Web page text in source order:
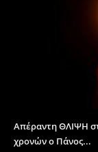
Απέραντη ΘΛΙΨΗ
χρονών ο Πάνος...